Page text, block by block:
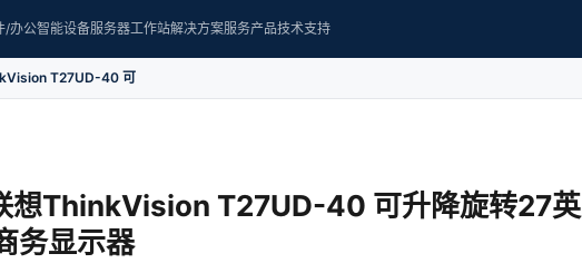
/办公智能设备服务器工作站解决方案服务产品技术支持
T27UD-40 可
想ThinkVision T27UD-40 可升降旋转27英
务显示器